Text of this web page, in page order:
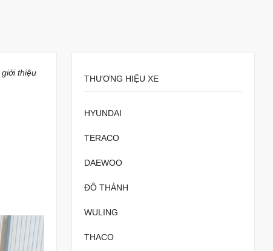
giới thiệu
THƯƠNG HIỆU XE
HYUNDAI
TERACO
DAEWOO
ĐÔ THÀNH
WULING
THACO